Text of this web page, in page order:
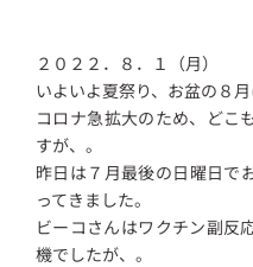
２０２２．８．１（月）
いよいよ夏祭り、お盆の８月
コロナ急拡大のため、どこ
すが、。
昨日は７月最後の日曜日で
ってきました。
ビーコさんはワクチン副反
機でしたが、。